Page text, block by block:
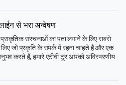
से भरा अन्वेषण
प्राकृतिक संरचनाओं का पता लगाने के लिए सबसे
जो प्रकृति के संपर्क में रहना चाहते हैं और एक
करते हैं, हमारे एटीवी टूर आपको अविस्मरणीय